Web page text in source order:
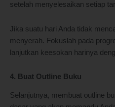
setelah menyelesaikan setiap
Jika suatu hari Anda tidak
menyerah. Fokuslah pada
lanjutkan keesokan harinya
4. Buat Outline Buku
Selanjutnya, membuat outline